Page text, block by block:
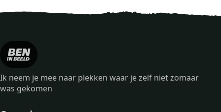
Ik neem je mee naar plekken waar je zelf niet zomaar
was gekomen